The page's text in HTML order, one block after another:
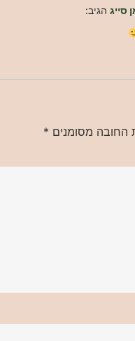
סייג הגיב:
החובה מסומנים *